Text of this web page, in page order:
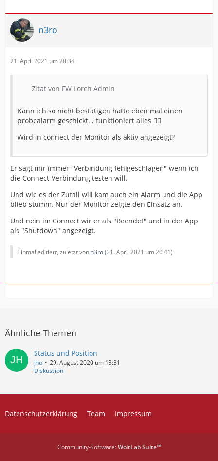
n3ro
21. April 2021 um 20:34
Zitat von FW Lorch Admin
Kann ich so nicht bestätigen hatte eben mal einen
probealarm geschickt... funktioniert alles 👍🏼
Wird in connect der Monitor als aktiv angezeigt?
Er sagt mir immer "Verbindung fehlgeschlagen" wenn ich
die Connect-Verbindung testen will.
Und wie es der Zufall will kam auch ein Alarm und die App
blieb stumm. Nur der Monitor zeigte den Einsatz an.
Und nein im Connect wir er als "Beendet" und in der App
als "Shutdown" angezeigt.
Einmal editiert, zuletzt von n3ro(21. April 2021 um 20:41)
Ähnliche Themen
Status und Position
jho
29. August 2020 um 13:31
Diskussion
Datenschutzerklärung Team Impressum
Community-Software:WoltLab Suite™